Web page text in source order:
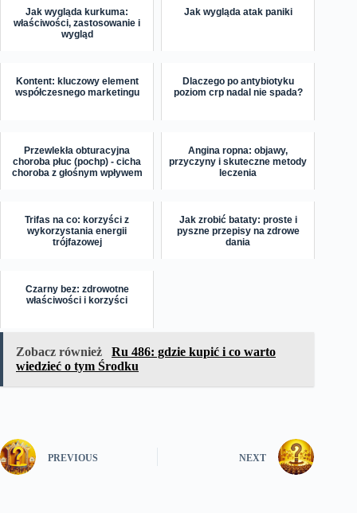
Jak wygląda kurkuma:
właściwości, zastosowanie i
wygląd
Jak wygląda atak paniki
Kontent: kluczowy element
współczesnego marketingu
Dlaczego po antybiotyku
poziom crp nadal nie spada?
Przewlekła obturacyjna
choroba płuc (pochp) - cicha
choroba z głośnym wpływem
Angina ropna: objawy,
przyczyny i skuteczne metody
leczenia
Trifas na co: korzyści z
wykorzystania energii
trójfazowej
Jak zrobić bataty: proste i
pyszne przepisy na zdrowe
dania
Czarny bez: zdrowotne
właściwości i korzyści
Zobacz również
Ru 486: gdzie kupić i co warto
wiedzieć o tym Środku
PREVIOUS NEXT